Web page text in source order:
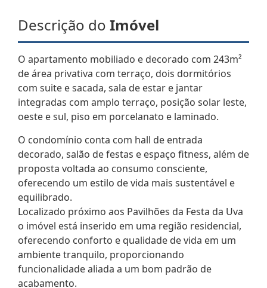
Descrição do Imóvel
O apartamento mobiliado e decorado com 243m²
de área privativa com terraço, dois dormitórios
com suite e sacada, sala de estar e jantar
integradas com amplo terraço, posição solar leste,
oeste e sul, piso em porcelanato e laminado.
O condomínio conta com hall de entrada
decorado, salão de festas e espaço fitness, além de
proposta voltada ao consumo consciente,
oferecendo um estilo de vida mais sustentável e
equilibrado.
Localizado próximo aos Pavilhões da Festa da Uva
o imóvel está inserido em uma região residencial,
oferecendo conforto e qualidade de vida em um
ambiente tranquilo, proporcionando
funcionalidade aliada a um bom padrão de
acabamento.